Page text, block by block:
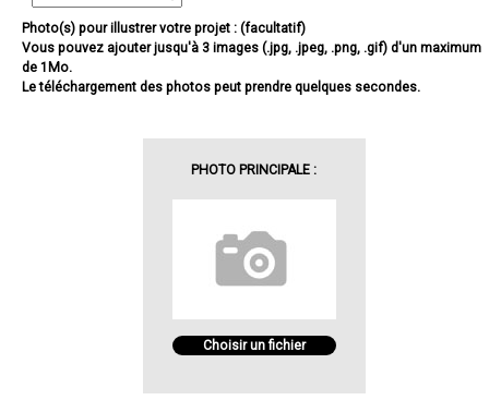
Photo(s) pour illustrer votre projet : (facultatif)
Vous pouvez ajouter jusqu'à 3 images (.jpg, .jpeg, .png, .gif) d'un maximum
de 1Mo.
Le téléchargement des photos peut prendre quelques secondes.
PHOTO PRINCIPALE :
Choisir un fichier